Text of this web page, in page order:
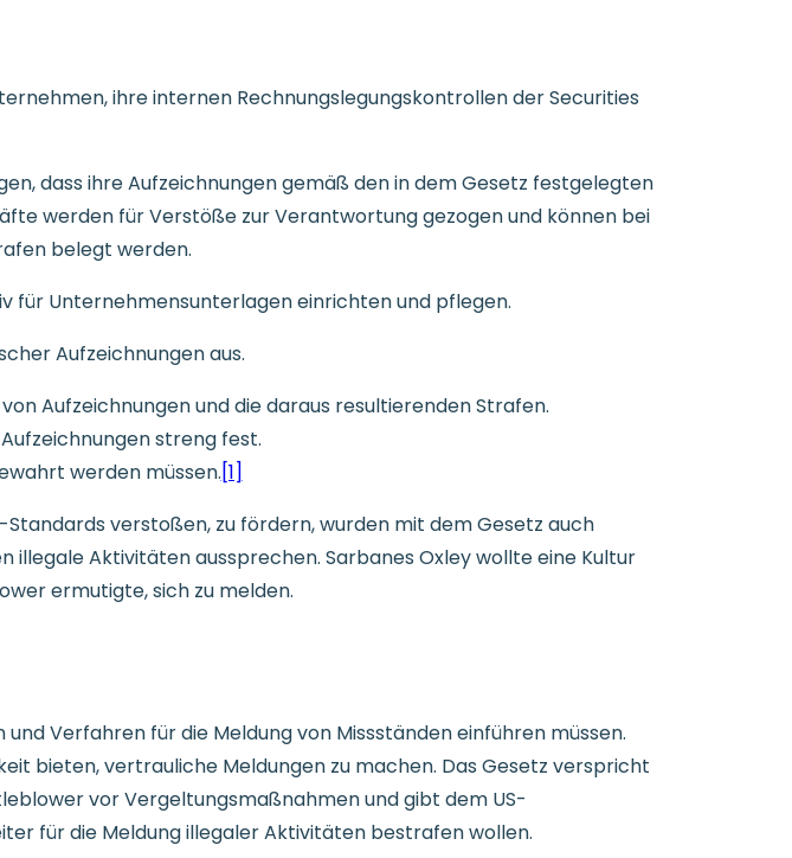
ihre internen Rechnungslegungskontrollen der Securities
dass ihre Aufzeichnungen gemäß den in dem Gesetz festgelegten
werden für Verstöße zur Verantwortung gezogen und können bei
belegt werden.
für Unternehmensunterlagen einrichten und pflegen.
Aufzeichnungen aus.
Aufzeichnungen und die daraus resultierenden Strafen.
streng fest.
werden müssen.[1]
verstoßen, zu fördern, wurden mit dem Gesetz auch
Aktivitäten aussprechen. Sarbanes Oxley wollte eine Kultur
ermutigte, sich zu melden.
Verfahren für die Meldung von Missständen einführen müssen.
bieten, vertrauliche Meldungen zu machen. Das Gesetz verspricht
vor Vergeltungsmaßnahmen und gibt dem US-
für die Meldung illegaler Aktivitäten bestrafen wollen.